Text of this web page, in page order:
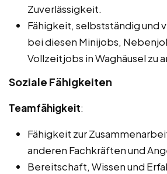
Zuverlässigkeit.
Fähigkeit, selbstständig und
bei diesen Minijobs,
Vollzeitjobs in Waghäusel zu
Soziale Fähigkeiten
Teamfähigkeit:
Fähigkeit zur
anderen Fachkräften und
Bereitschaft, Wissen und